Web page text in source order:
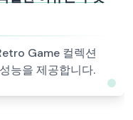
Game 컬렉션
능을 제공합니다.